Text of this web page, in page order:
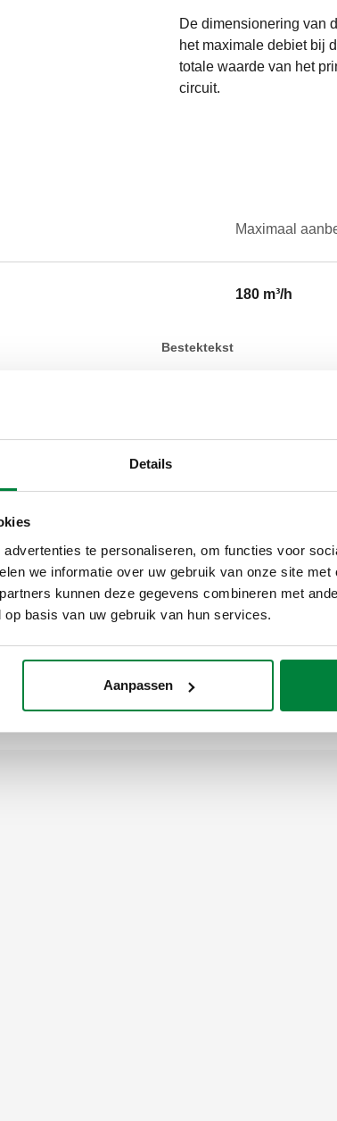
Details
te personaliseren, om functies voor
we informatie over uw gebruik van onze site
kunnen deze gegevens combineren met
basis van uw gebruik van hun services.
Aanpassen
De dimensionering van
het maximale debiet bij
totale waarde van het
circuit.
Maximaal
180 m³/h
Bestektekst
CALEFFI, 548200.
Voorzien
temperatuursonde: 1/2” F.
bedrijfsdruk: 10 bar.
ffb665fe-43ac-49d2-b9ec-
300 m³/h